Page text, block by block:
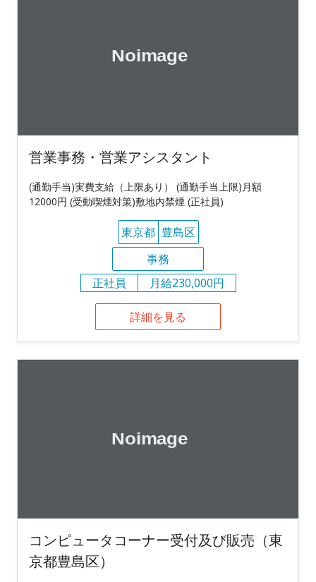
営業事務・営業アシスタント
(通勤手当)実費支給（上限あり） (通勤手当上限)月額
12000円 (受動喫煙対策)敷地内禁煙 (正社員)
東京都 豊島区
事務
正社員
月給230,000円
詳細を見る
コンピュータコーナー受付及び販売（東
京都豊島区）